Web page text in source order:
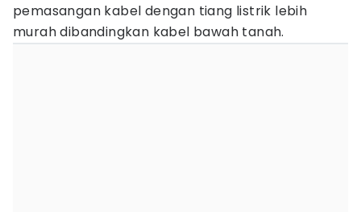
pemasangan kabel dengan tiang listrik lebih
murah dibandingkan kabel bawah tanah.